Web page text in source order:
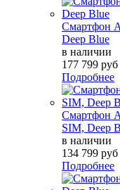
Смартфон
Deep Blue
в наличии
177 799 руб
Подробнее
Смартфон
SIM, Deep
в наличии
134 799 руб
Подробнее